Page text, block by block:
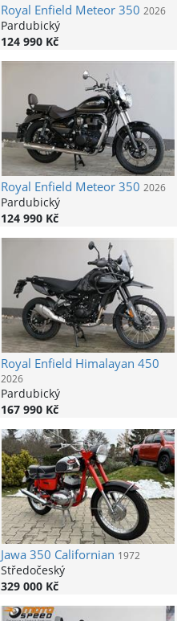
Royal Enfield Meteor 350 2026
Pardubický
124 990 Kč
Royal Enfield Meteor 350 2026
Pardubický
124 990 Kč
Royal Enfield Himalayan 450
2026
Pardubický
167 990 Kč
Jawa350 Californian 1972
Středočeský
329 000 Kč